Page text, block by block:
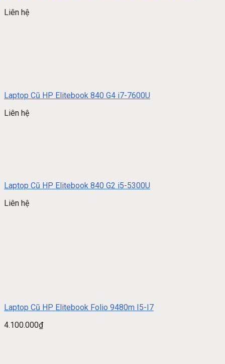
Liên hệ
Laptop Cũ HP Elitebook 840 G4 i7-7600U
Liên hệ
Laptop Cũ HP Elitebook 840 G2 i5-5300U
Liên hệ
Laptop Cũ HP Elitebook Folio 9480m I5-I7
4.100.000₫